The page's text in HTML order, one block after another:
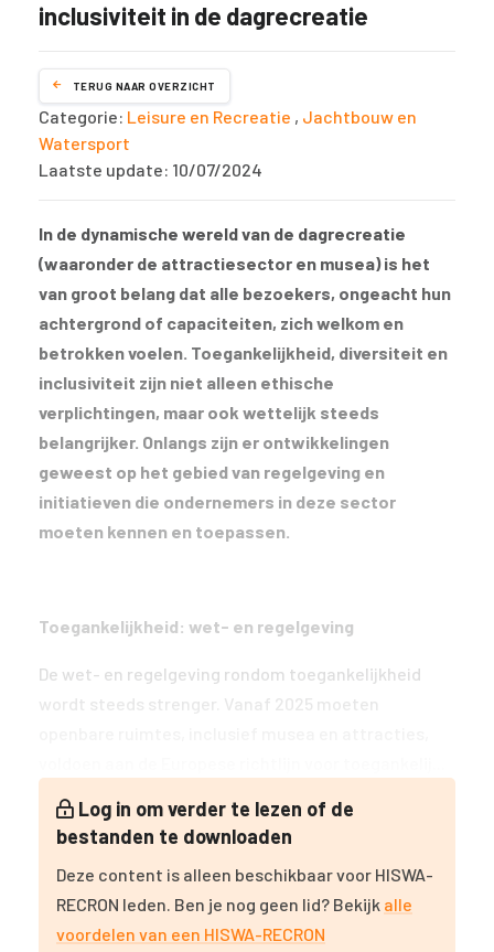
inclusiviteit in de dagrecreatie
TERUG NAAR OVERZICHT
Categorie: Leisure en Recreatie , Jachtbouw en
Watersport
Laatste update: 10/07/2024
In de dynamische wereld van de dagrecreatie
(waaronder de attractiesector en musea) is het
van groot belang dat alle bezoekers, ongeacht hun
achtergrond of capaciteiten, zich welkom en
betrokken voelen. Toegankelijkheid, diversiteit en
inclusiviteit zijn niet alleen ethische
verplichtingen, maar ook wettelijk steeds
belangrijker. Onlangs zijn er ontwikkelingen
geweest op het gebied van regelgeving en
initiatieven die ondernemers in deze sector
moeten kennen en toepassen.
Toegankelijkheid: wet- en regelgeving
De wet- en regelgeving rondom toegankelijkheid
wordt steeds strenger. Vanaf 2025 moeten
Log in om verder te lezen of de
bestanden te downloaden
Deze content is alleen beschikbaar voor HISWA-
RECRON leden. Ben je nog geen lid? Bekijk alle
voordelen van een HISWA-RECRON